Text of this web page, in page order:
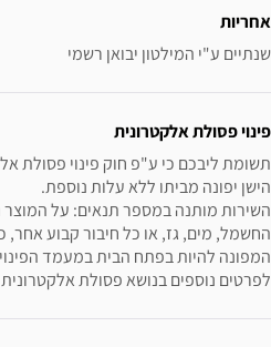
אחריות
שנתיים ע"י המילטון יבואן רשמי
פינוי פסולת אלקטרונית
לפרטים נוספים בנושא פסולת אלקטרונית